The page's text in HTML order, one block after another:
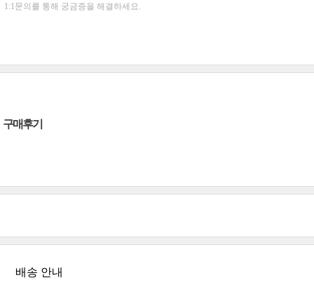
1:1문의를 통해 궁금증을 해결하세요.
구매후기
배송 안내